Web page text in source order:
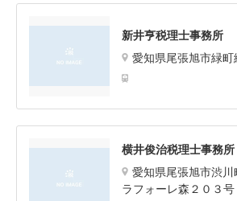
新井亨税理士事務所
愛知県尾張旭市緑
横井俊治税理士事務所
愛知県尾張旭市渋川
ラフォーレ森２０３号